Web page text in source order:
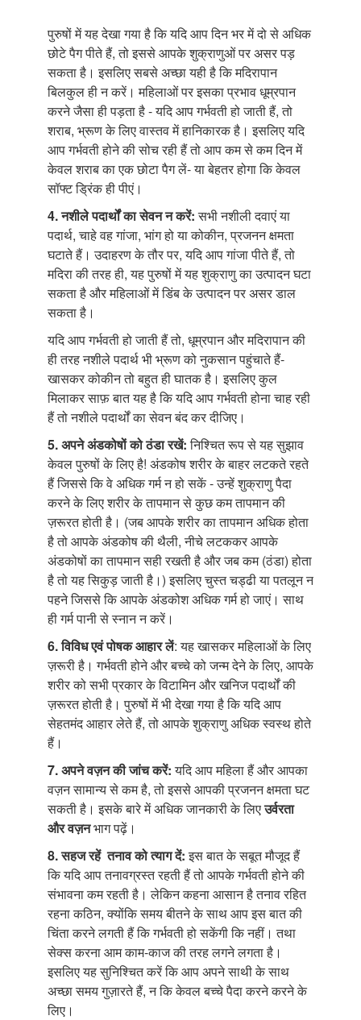
पुरुषों में यह देखा गया है कि यदि आप दिन भर में दो से अधिक
छोटे पैग पीते हैं, तो इससे आपके शुक्राणुओं पर असर पड़
सकता है। इसलिए सबसे अच्छा यही है कि मदिरापान
बिलकुल ही न करें। महिलाओं पर इसका प्रभाव धूम्रपान
करने जैसा ही पड़ता है - यदि आप गर्भवती हो जाती हैं, तो
शराब, भ्रूण के लिए वास्तव में हानिकारक है। इसलिए यदि
आप गर्भवती होने की सोच रही हैं तो आप कम से कम दिन में
केवल शराब का एक छोटा पैग लें- या बेहतर होगा कि केवल
सॉफ्ट ड्रिंक ही पीएं।
4. नशीलेपदार्थों का सेवन न करें:सभी नशीली दवाएं या
पदार्थ, चाहे वह गांजा, भांग हो या कोकीन, प्रजनन क्षमता
घटाते हैं। उदाहरण के तौर पर, यदि आप गांजा पीते हैं, तो
मदिरा की तरह ही, यह पुरुषों में यह शुक्राणु का उत्पादन घटा
सकता है और महिलाओं में डिंब के उत्पादन पर असर डाल
सकता है।
यदि आप गर्भवती हो जाती हैं तो, धूम्रपान और मदिरापान की
ही तरह नशीले पदार्थ भी भ्रूण को नुकसान पहुंचाते हैं-
खासकर कोकीन तो बहुत ही घातक है। इसलिए कुल
मिलाकर साफ़ बात यह है कि यदि आप गर्भवती होना चाह रही
हैं तो नशीले पदार्थों का सेवन बंद कर दीजिए।
5. अपने अंडकोषोंको ठंडा रखें:निश्चित रूप से यह सुझाव
केवल पुरुषों के लिए है! अंडकोष शरीर के बाहर लटकते रहते
हैं जिससे कि वे अधिक गर्म न हो सकें - उन्हें शुक्राणु पैदा
करने के लिए शरीर के तापमान से कुछ कम तापमान की
ज़रूरत होती है। (जब आपके शरीर का तापमान अधिक होता
है तो आपके अंडकोष की थैली, नीचे लटककर आपके
अंडकोषों का तापमान सही रखती है और जब कम (ठंडा) होता
है तो यह सिकुड़ जाती है।) इसलिए चुस्त चड्ढी या पतलून न
पहने जिससे कि आपके अंडकोश अधिक गर्म हो जाएं। साथ
ही गर्म पानी से स्नान न करें।
6. विविध एवं पोषकआहार लें: यह खासकर महिलाओं के लिए
ज़रूरी है। गर्भवती होने और बच्चे को जन्म देने के लिए, आपके
शरीर को सभी प्रकार के विटामिन और खनिज पदार्थों की
ज़रूरत होती है। पुरुषों में भी देखा गया है कि यदि आप
सेहतमंद आहार लेते हैं, तो आपके शुक्राणु अधिक स्वस्थ होते
हैं।
7. अपने वज़न की जांच करें:यदि आप महिला हैं और आपका
वज़न सामान्य से कम है, तो इससे आपकी प्रजनन क्षमता घट
सकती है। इसके बारे में अधिक जानकारी के लिएउर्वरता
और वज़नभाग पढ़ें।
8. सहज रहें तनाव को त्याग दें:इस बात के सबूत मौजूद हैं
कि यदि आप तनावग्रस्त रहती हैं तो आपके गर्भवती होने की
संभावना कम रहती है। लेकिन कहना आसान है तनाव रहित
रहना कठिन, क्योंकि समय बीतने के साथ आप इस बात की
चिंता करने लगती हैं कि गर्भवती हो सकेंगी कि नहीं। तथा
सेक्स करना आम काम-काज की तरह लगने लगता है।
इसलिए यह सुनिश्चित करें कि आप अपने साथी के साथ
अच्छा समय गुज़ारते हैं, न कि केवल बच्चे पैदा करने करने के
लिए।